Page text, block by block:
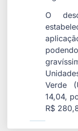
O
Verde
14,04,
R$